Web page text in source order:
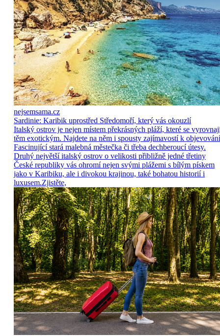
nejsemsama.cz
Sardinie: Karibik uprostřed Středomoří, který vás okouzlí
Italský ostrov je nejen místem překrásných pláží, které se
těm exotickým. Najdete na něm i spousty zajímavostí k
Fascinující stará malebná městečka či třeba dechberoucí útesy.
Druhý největší italský ostrov o velikosti přibližně jedné třetiny
České republiky vás ohromí nejen svými plážemi s bílým pískem
jako v Karibiku, ale i divokou krajinou, také bohatou historií i
luxusem.Zjistěte,